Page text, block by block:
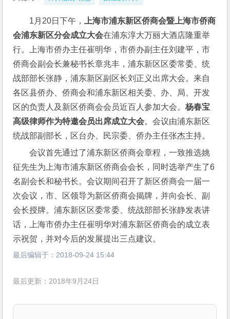
1月20日下午，
上海市浦东新区侨商会暨上海市侨商
会浦东新区分会成立大会在浦东淳大万丽大酒店隆重举
行。上海市侨办主任崔明华，市侨办副主任刘建平，市
侨商会副会长兼秘书长章兆丰，浦东新区区委常委、统
战部部长张静，浦东新区副区长刘正义出席大会。来自
各区县侨办、侨商会和浦东新区相关委、办、局、开发
区的负责人及新区侨商会会员近百人参加大会。杨春宝
高级律师作为特邀会员出席成立大会。会议由浦东新区
统战部副部长，区台办、民宗委、侨办主任张杰主持。
会议首先通过了浦东新区侨商会章程，一致推选姚
征先生为上海市浦东新区侨商会会长，同时选举产生了6
名副会长和秘书长。会议期间召开了新区侨商会一届一
次会议，市、区领导为新区侨商会揭牌，并向会长、副
会长授牌。浦东新区区委常委、统战部部长张静发表讲
话，上海市侨办主任崔明华对浦东新区侨商会的成立表
示祝贺，并对今后的发展提出三点建议。
最后编辑于： 2018-09-24 15:44
最后更新：2018年9月24日